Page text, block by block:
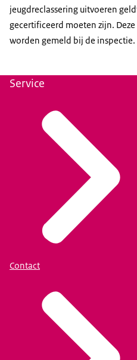
jeugdreclassering uitvoeren
gecertificeerd moeten zijn.
worden gemeld bij de inspectie.
Service
Contact